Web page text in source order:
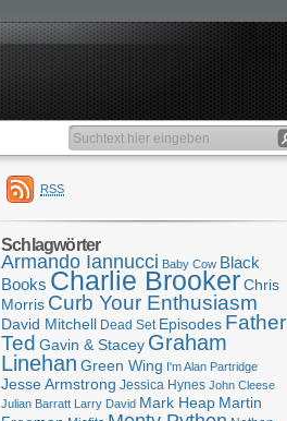
RSS
Schlagwörter
Armando Iannucci Baby Cow Black
Books Charlie BrookerChris
Morris Curb Your Enthusiasm
David Mitchell Dead Set Episodes Father
Ted Gavin & Stacey Graham
Linehan Green Wing I'm Alan Partridge
Jesse Armstrong Jessica Hynes John Cleese
Julian Barratt Larry David Mark Heap Martin